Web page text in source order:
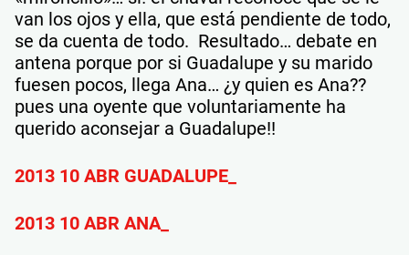
van los ojos y ella, que está pendiente de todo,
se da cuenta de todo. Resultado… debate en
antena porque por si Guadalupe y su marido
fuesen pocos, llega Ana… ¿y quien es Ana??
pues una oyente que voluntariamente ha
querido aconsejar a Guadalupe!!
2013 10 ABR GUADALUPE_
2013 10 ABR ANA_